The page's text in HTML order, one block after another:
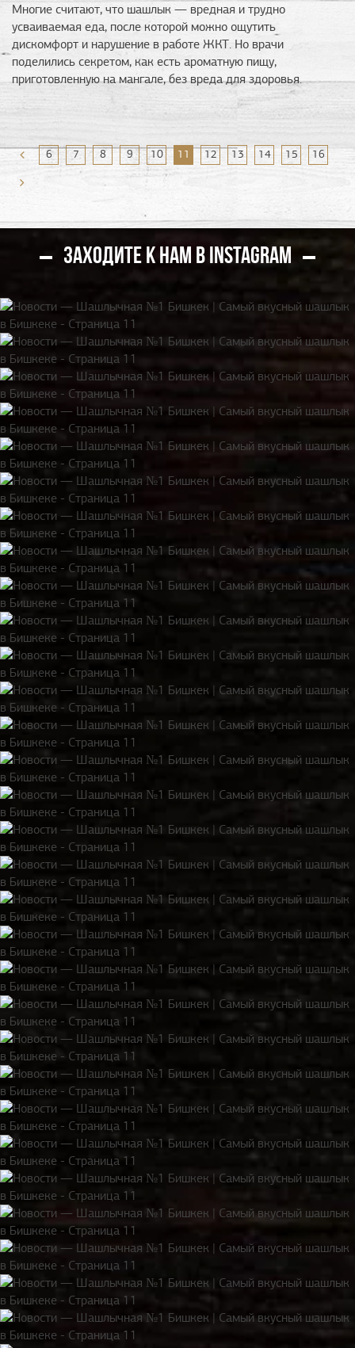
Многие считают, что шашлык — вредная и трудно
усваиваемая еда, после которой можно ощутить
дискомфорт и нарушение в работе ЖКТ. Но врачи
поделились секретом, как есть ароматную пищу,
приготовленную на мангале, без вреда для здоровья.
6 7 8 9 10 11 12 13 14 15 16
ЗАХОДИТЕ К НАМ В INSTAGRAM